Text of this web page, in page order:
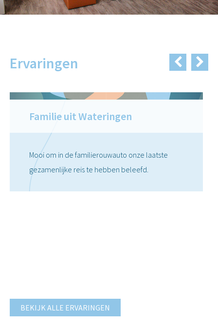
Ervaringen
Familie uit Wateringen
Mooi om in de familierouwauto onze laatste
gezamenlijke reis te hebben beleefd.
BEKIJK ALLE ERVARINGEN